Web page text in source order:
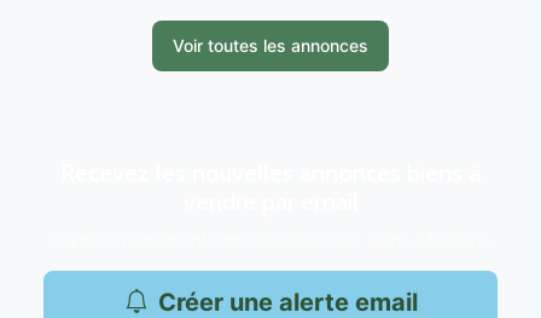
Voir toutes les annonces
Créer une alerte email